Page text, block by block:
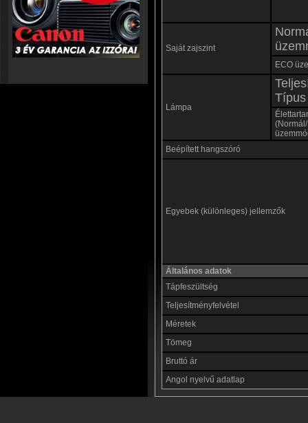
Saját zajszint
ECO
Lámpa
Típus
Beépített hangszóró
Egyebek (különleges) jellemzők
Általános adatok
Tápfeszültség
Teljesítményfelvétel
Méretek
Tömeg
Bruttó ár
Angol nyelvű adatlap